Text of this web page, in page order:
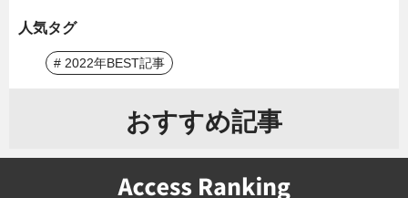
人気タグ
# 2022年BEST記事
おすすめ記事